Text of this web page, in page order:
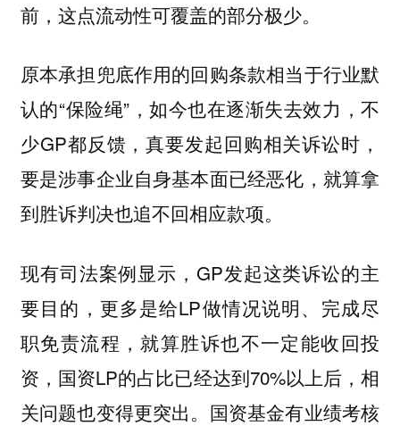
前，这点流动性可覆盖的部分极少。
原本承担兜底作用的回购条款相当于行业默
认的“保险绳”，如今也在逐渐失去效力，不
少GP都反馈，真要发起回购相关诉讼时，
要是涉事企业自身基本面已经恶化，就算拿
到胜诉判决也追不回相应款项。
现有司法案例显示，GP发起这类诉讼的主
要目的，更多是给LP做情况说明、完成尽
职免责流程，就算胜诉也不一定能收回投
资，国资LP的占比已经达到70%以上后，相
关问题也变得更突出。国资基金有业绩考核